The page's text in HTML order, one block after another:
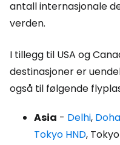
antall internasjonale
verden.
I tillegg til USA og
destinasjoner er
også til følgende
Asia - Delhi, Doha
Tokyo HND,